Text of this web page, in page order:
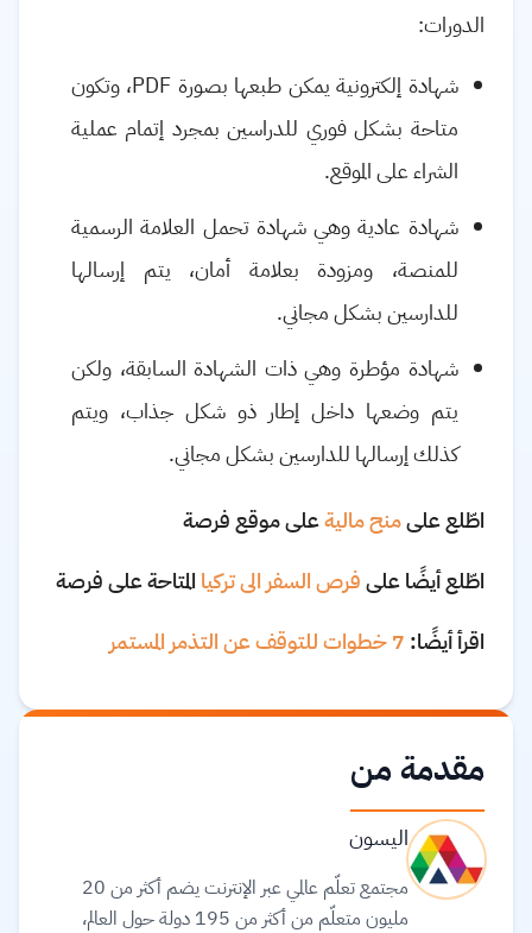
الدورات:
شهادة إلكترونية يمكن طبعها بصورة PDF، وتكون
متاحة بشكل فوري للدراسين بمجرد إتمام عملية
الشراء على الموقع.
شهادة عادية وهي شهادة تحمل العلامة الرسمية
للمنصة، ومزودة بعلامة أمان، يتم إرسالها
للدارسين بشكل مجاني.
شهادة مؤطرة وهي ذات الشهادة السابقة، ولكن
يتم وضعها داخل إطار ذو شكل جذاب، ويتم
كذلك إرسالها للدارسين بشكل مجاني.
اطّلع علىمنح ماليةعلى موقع فرصة
اطّلع أيضًا علىفرص السفر الى تركيا المتاحة على فرصة
اقرأ أيضًا: 7 خطوات للتوقف عن التذمر المستمر
مقدمة من
اليسون
مجتمع تعلّم عالمي عبر الإنترنت يضم أكثر من 20
مليون متعلّم من أكثر من 195 دولة حول العالم،